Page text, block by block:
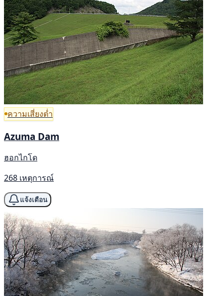
ความเสี่ยงต่ำ
Azuma Dam
ฮอกไกโด
268 เหตุการณ์
แจ้งเตือน